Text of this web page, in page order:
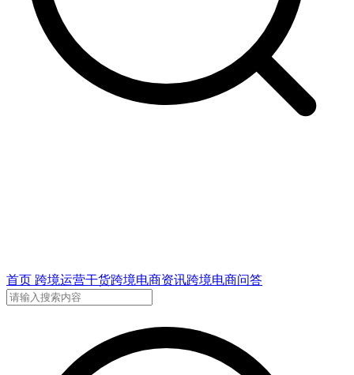
首页 跨境运营干货跨境电商资讯跨境电商问答